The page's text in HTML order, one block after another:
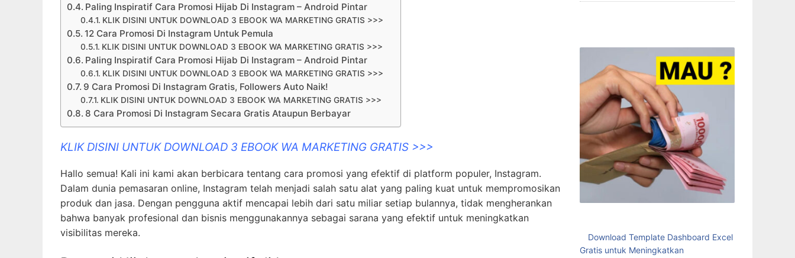
Paling Inspiratif Cara Promosi Hijab Di Instagram – Android Pintar
KLIK DISINI UNTUK DOWNLOAD 3 EBOOK WA MARKETING GRATIS >>>
12 Cara Promosi Di Instagram Untuk Pemula
KLIK DISINI UNTUK DOWNLOAD 3 EBOOK WA MARKETING GRATIS >>>
Paling Inspiratif Cara Promosi Hijab Di Instagram – Android Pintar
KLIK DISINI UNTUK DOWNLOAD 3 EBOOK WA MARKETING GRATIS >>>
9 Cara Promosi Di Instagram Gratis, Followers Auto Naik!
KLIK DISINI UNTUK DOWNLOAD 3 EBOOK WA MARKETING GRATIS >>>
8 Cara Promosi Di Instagram Secara Gratis Ataupun Berbayar
KLIK DISINI UNTUK DOWNLOAD 3 EBOOK WA MARKETING GRATIS >>>
Hallo semua! Kali ini kami akan berbicara tentang cara promosi yang efektif di platform populer, Instagram.
Dalam dunia pemasaran online, Instagram telah menjadi salah satu alat yang paling kuat untuk mempromosikan
produk dan jasa. Dengan pengguna aktif mencapai lebih dari satu miliar setiap bulannya, tidak mengherankan
bahwa banyak profesional dan bisnis menggunakannya sebagai sarana yang efektif untuk meningkatkan
visibilitas mereka.
Download Template Dashboard Excel
Gratis untuk Meningkatkan